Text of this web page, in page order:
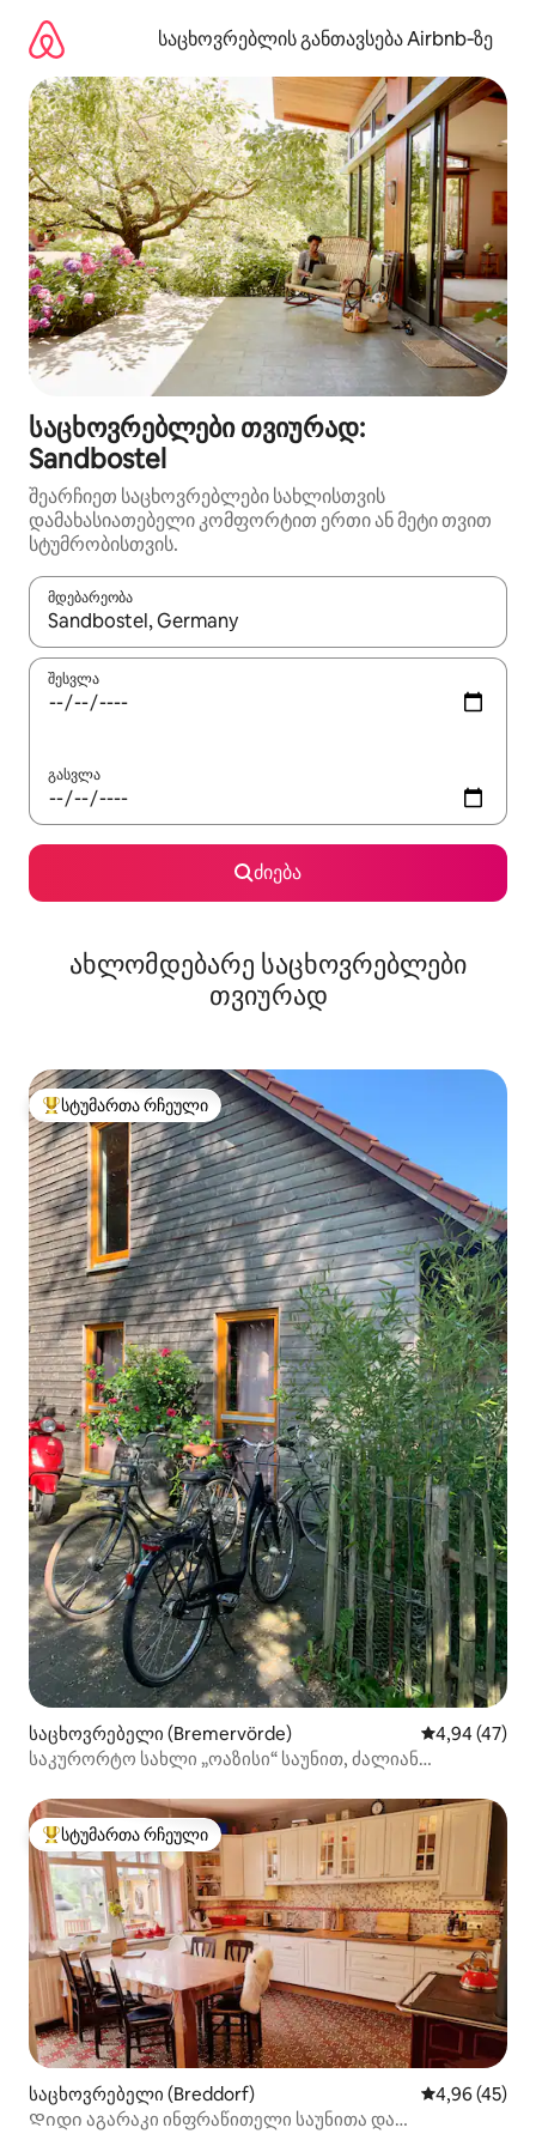
გადასვლა
საცხოვრებლის განთავსება Airbnb‑ზე
საცხოვრებლები თვიურად:
Sandbostel
შეარჩიეთ საცხოვრებლები სახლისთვის
დამახასიათებელი კომფორტით ერთი ან მეტი თვით
სტუმრობისთვის.
მდებარეობა
როცა შედეგები ხელმისაწვდომი გახდება, ნავიგაციისთვის
შესვლა
გასვლა
ძიება
ახლომდებარე საცხოვრებლები
თვიურად
სტუმართა რჩეული მოწინავე ვარიანტი
სტუმართა რჩეული
საცხოვრებელი (Bremervörde) საშუალო
4,94 (47)
საკურორტო სახლი „ოაზისი“ საუნით, ძალიან
სტუმართა რჩეული მოწინავე ვარიანტი
სტუმართა რჩეული
საცხოვრებელი (Breddorf) საშუალო
4,96 (45)
Დიდი აგარაკი ინფრაწითელი საუნითა და